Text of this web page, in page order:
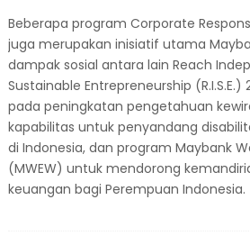
Beberapa program Corporate
juga merupakan inisiatif utama
dampak sosial antara lain Reach
Sustainable Entrepreneurship (R.I.S.E.)
pada peningkatan pengetahuan
kapabilitas untuk penyandang
di Indonesia, dan program Maybank
(MWEW) untuk mendorong
keuangan bagi Perempuan